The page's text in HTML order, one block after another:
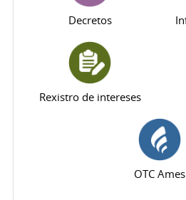
Decretos
Rexistro de intereses
OTC Ames